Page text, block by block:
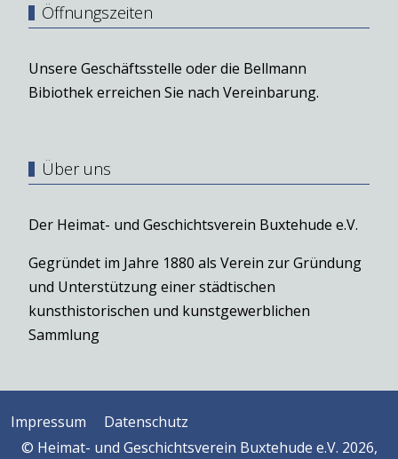
Öffnungszeiten
Unsere Geschäftsstelle oder die Bellmann
Bibiothek erreichen Sie nach Vereinbarung.
Über uns
Der Heimat- und Geschichtsverein Buxtehude e.V.
Gegründet im Jahre 1880 als Verein zur Gründung
und Unterstützung einer städtischen
kunsthistorischen und kunstgewerblichen
Sammlung
Impressum
Datenschutz
© Heimat- und Geschichtsverein Buxtehude e.V. 2026,